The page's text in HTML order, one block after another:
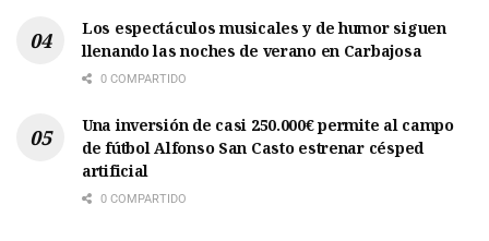
Los espectáculos musicales y de humor siguen
llenando las noches de verano en Carbajosa
0 COMPARTIDO
Una inversión de casi 250.000€ permite al campo
de fútbol Alfonso San Casto estrenar césped
artificial
0 COMPARTIDO